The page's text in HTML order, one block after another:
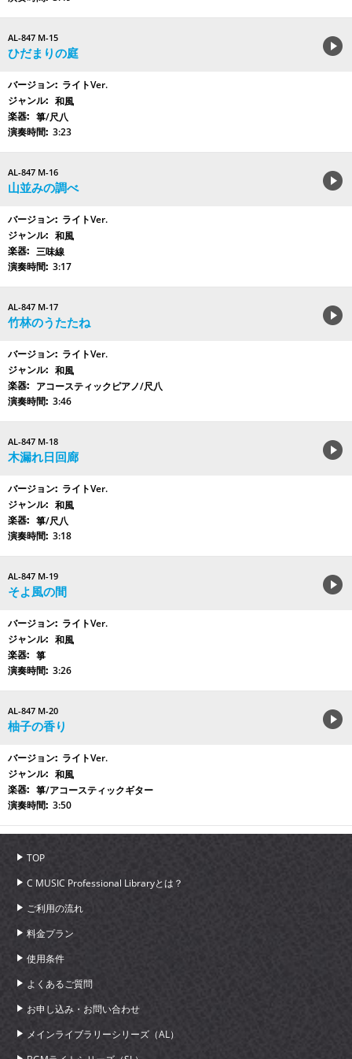
AL-847 M-15
ひだまりの庭
ライトVer.
和風
箏/尺八
3:23
AL-847 M-16
山並みの調べ
ライトVer.
和風
三味線
3:17
AL-847 M-17
竹林のうたたね
ライトVer.
和風
アコースティックピアノ/尺八
3:46
AL-847 M-18
木漏れ日回廊
ライトVer.
和風
箏/尺八
3:18
AL-847 M-19
そよ風の間
ライトVer.
和風
箏
3:26
AL-847 M-20
柚子の香り
ライトVer.
和風
箏/アコースティックギター
3:50
TOP
C MUSIC Professional Libraryとは？
ご利用の流れ
料金プラン
使用条件
よくあるご質問
お申し込み・お問い合わせ
メインライブラリーシリーズ（AL）